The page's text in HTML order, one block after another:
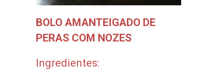
BOLO AMANTEIGADO DE
PERAS COM NOZES
Ingredientes: